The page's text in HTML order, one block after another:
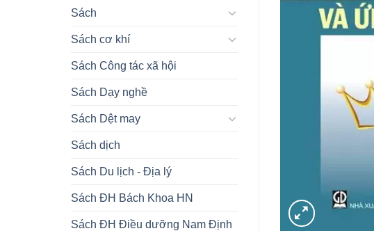
Sách
Sách cơ khí
Sách Công tác xã hội
Sách Dạy nghề
Sách Dệt may
Sách dịch
Sách Du lịch - Địa lý
Sách ĐH Bách Khoa HN
Sách ĐH Điều dưỡng Nam Định